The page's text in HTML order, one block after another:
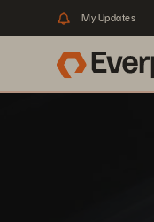
My Updates